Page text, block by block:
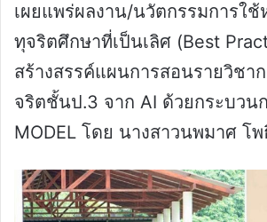
เผยแพร่ผลงาน/นวัตกรรมการใ
ทุจริตศึกษาที่เป็นเลิศ (Best
สร้างสรรค์แผนการสอนรายวิชา
จริตชั้นป.3 จาก AI ด้วยกระบวน
MODEL โดย นางสาวนพมาศ โ